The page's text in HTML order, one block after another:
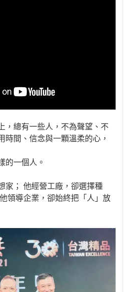
，總有一些人，不為聲望、不
時間、信念與一顆溫柔的心，
的一個人。
家； 他經營工廠，卻選擇種
領導企業，卻始終把「人」放